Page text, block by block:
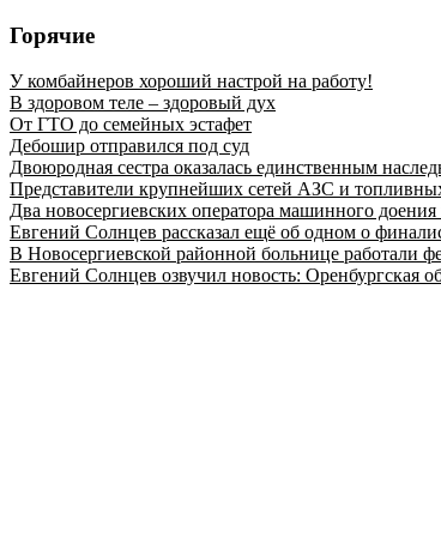
Горячие
У комбайнеров хороший настрой на работу!
В здоровом теле – здоровый дух
От ГТО до семейных эстафет
Дебошир отправился под суд
Двоюродная сестра оказалась единственным
Представители крупнейших сетей АЗС и
Два новосергиевских оператора машинного
Евгений Солнцев рассказал ещё об одном о
В Новосергиевской районной больнице работали
Евгений Солнцев озвучил новость: Оренбургская